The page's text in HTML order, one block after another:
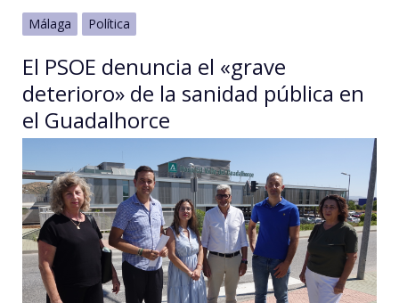
Málaga Política
El PSOE denuncia el «grave
deterioro» de la sanidad pública en
el Guadalhorce